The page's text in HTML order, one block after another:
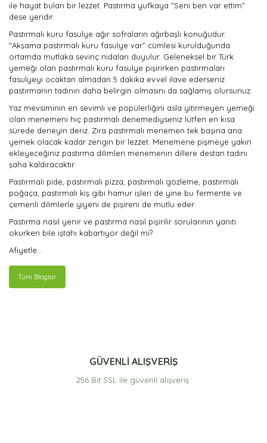
ile hayat bulan bir lezzet. Pastırma yufkaya "Seni ben var ettim”
dese yeridir.
Pastırmalı kuru fasulye ağır sofraların ağırbaşlı konuğudur.
"Akşama pastırmalı kuru fasulye var” cümlesi kurulduğunda
ortamda mutlaka sevinç nidaları duyulur. Geleneksel bir Türk
yemeği olan pastırmalı kuru fasulye pişirirken pastırmaları
fasulyeyi ocaktan almadan 5 dakika evvel ilave ederseniz
pastırmanın tadının daha belirgin olmasını da sağlamış olursunuz.
Yaz mevsiminin en sevimli ve popülerliğini asla yitirmeyen yemeği
olan menemeni hiç pastırmalı denemediyseniz lütfen en kısa
sürede deneyin deriz. Zira pastırmalı menemen tek başına ana
yemek olacak kadar zengin bir lezzet. Menemene pişmeye yakın
ekleyeceğiniz pastırma dilimleri menemenin dillere destan tadını
şaha kaldıracaktır.
Pastırmalı pide, pastırmalı pizza, pastırmalı gözleme, pastırmalı
poğaça, pastırmalı kiş gibi hamur işleri de yine bu fermente ve
çemenli dilimlerle yiyeni de pişireni de mutlu eder.
Pastırma nasıl yenir ve pastırma nasıl pişirilir sorularının yanıtı
okurken bile iştahı kabartıyor değil mi?
Afiyetle…
Tüm Bloglar
GÜVENLİ ALIŞVERİŞ
256 Bit SSL ile güvenli alışveriş.